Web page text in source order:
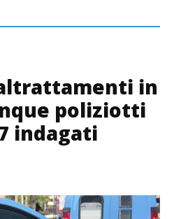
in
poliziotti
indagati